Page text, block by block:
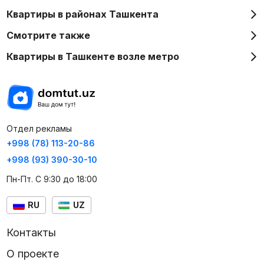
Квартиры в районах Ташкента
Смотрите также
Квартиры в Ташкенте возле метро
Отдел рекламы
+998 (78) 113-20-86
+998 (93) 390-30-10
Пн-Пт. С 9:30 до 18:00
RU UZ
Контакты
О проекте